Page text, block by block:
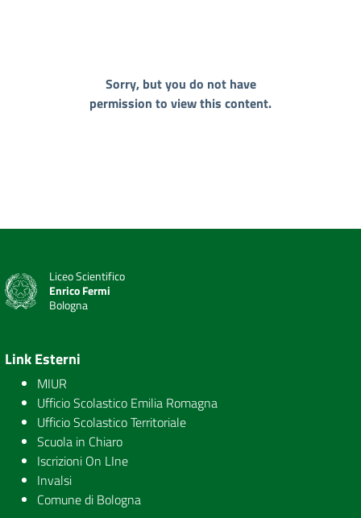
Sorry, but you do not have
permission to view this content.
Liceo Scientifico
Enrico Fermi
Bologna
Link Esterni
MIUR
Ufficio Scolastico Emilia Romagna
Ufficio Scolastico Territoriale
Scuola in Chiaro
Iscrizioni On LIne
Invalsi
Comune di Bologna